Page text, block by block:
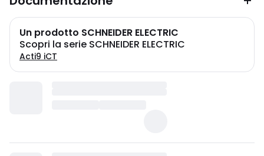
Un prodotto SCHNEIDER ELECTRIC
Scopri la serie SCHNEIDER ELECTRIC
Acti9 iCT